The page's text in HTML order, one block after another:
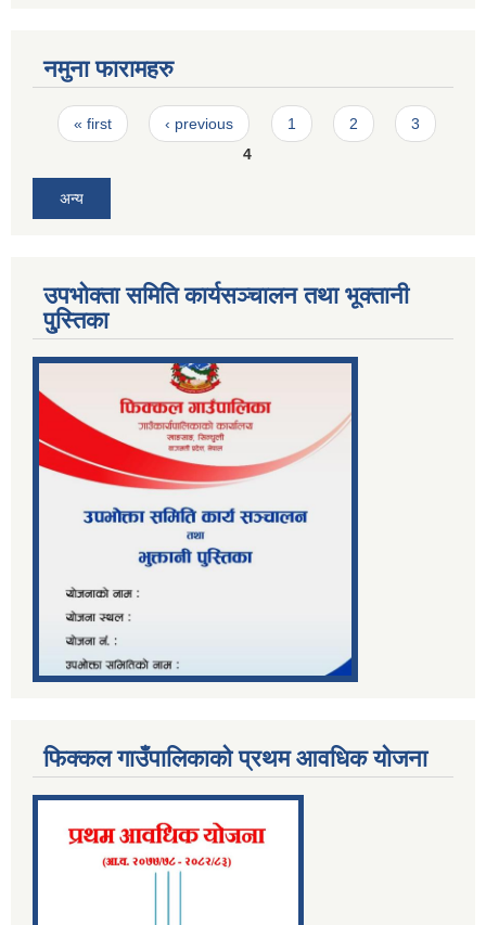
नमुना फारामहरु
Pages
« first ‹ previous 1 2
3
4
अन्य
उपभोक्ता समिति कार्यसञ्चालन तथा भूक्तानी
पु्स्तिका
फिक्कल गाउँपालिकाको प्रथम आवधिक योजना